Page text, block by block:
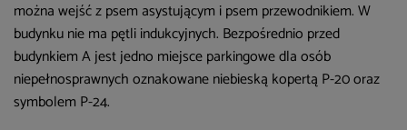
można wejść z psem asystującym i psem przewodnikiem. W
budynku nie ma pętli indukcyjnych. Bezpośrednio przed
budynkiem A jest jedno miejsce parkingowe dla osób
niepełnosprawnych oznakowane niebieską kopertą P-20 oraz
symbolem P-24.